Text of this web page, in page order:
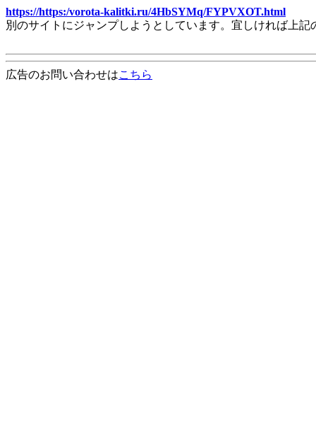
https://https:/vorota-kalitki.ru/4HbSYMq/FYPVXOT.html
別のサイトにジャンプしようとしています。宜しければ上
広告のお問い合わせはこちら